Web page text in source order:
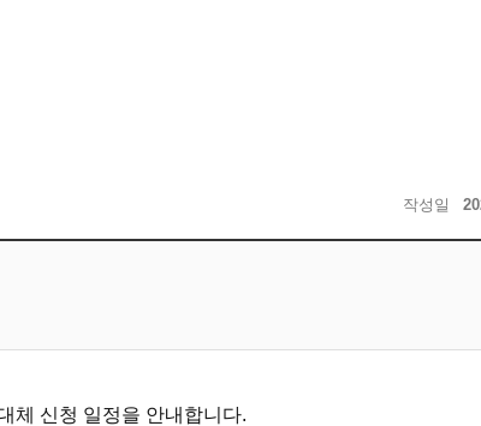
작성일
체 신청 일정을 안내합니다.